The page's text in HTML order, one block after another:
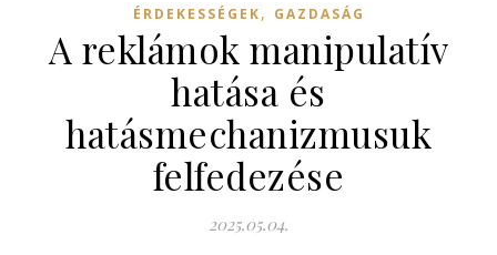
ÉRDEKESSÉGEK, GAZDASÁG
A reklámok manipulatív
hatása és
hatásmechanizmusuk
felfedezése
2025.05.04.